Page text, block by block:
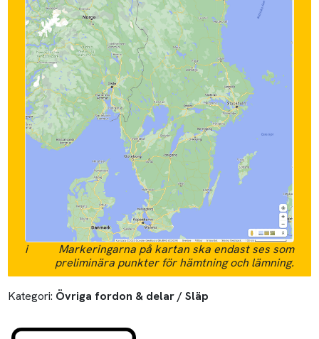
i
Markeringarna på kartan ska endast ses som
preliminära punkter för hämtning och lämning.
Kategori: Övriga fordon & delar / Släp